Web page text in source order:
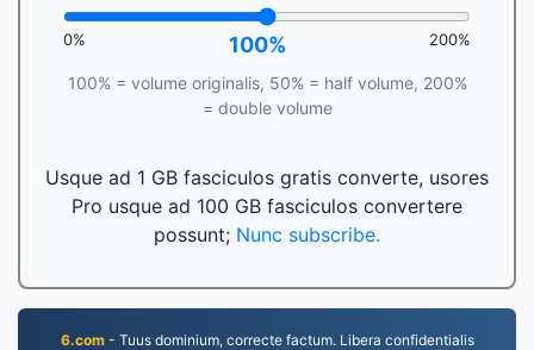
0% 100% 200%
100% = volume originalis, 50% = half volume, 200%
= double volume
Usque ad 1 GB fasciculos gratis converte, usores
Pro usque ad 100 GB fasciculos convertere
possunt; Nunc subscribe.
6.com- Tuus dominium, correcte factum. Libera confidentialis